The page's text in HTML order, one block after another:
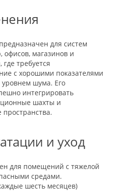
для систем
офисов, магазинов и
требуется
с хорошими показателями
уровнем шума. Его
интегрировать
шахты и
и уход
для помещений с тяжелой
средами.
шесть месяцев)